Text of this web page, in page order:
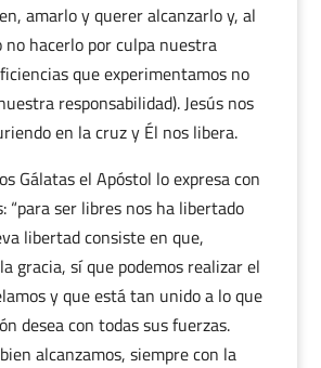
amarlo y querer alcanzarlo y, al
hacerlo por culpa nuestra
que experimentamos no
responsabilidad). Jesús nos
en la cruz y Él nos libera.
Gálatas el Apóstol lo expresa con
“para ser libres nos ha libertado
libertad consiste en que,
gracia, sí que podemos realizar el
y que está tan unido a lo que
desea con todas sus fuerzas.
alcanzamos, siempre con la